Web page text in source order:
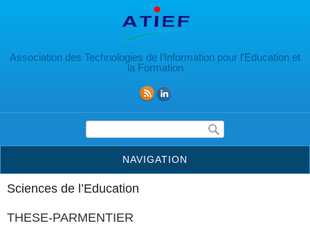
Association des Technologies de l’Information pour l’Education et
la Formation
Formulaire de recherche
NAVIGATION
Sciences de l’Education
THESE-PARMENTIER